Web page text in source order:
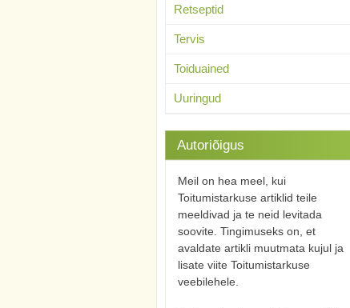
Retseptid
Tervis
Toiduained
Uuringud
Autoriõigus
Meil on hea meel, kui
Toitumistarkuse artiklid teile
meeldivad ja te neid levitada
soovite. Tingimuseks on, et
avaldate artikli muutmata kujul ja
lisate viite Toitumistarkuse
veebilehele.